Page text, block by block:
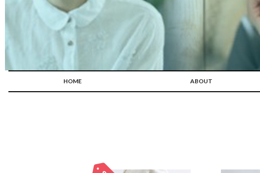
HOME ABOUT